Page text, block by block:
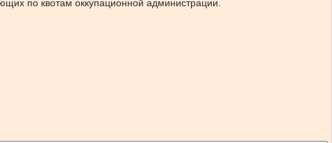
по квотам оккупационной администрации.